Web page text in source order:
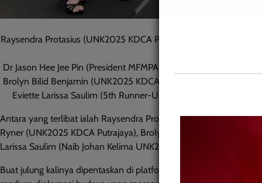
Raysendra Protasius (UNK2025 KDCA Penang), Allvera Azerra
Dr Jason Hee Jee Pin (President MFMPA & Miss Malaysia
Brolyn Bilid Benjamin (UNK2025 KDCA Melaka), Mertinih Joklis
Eviette Larissa Saulim (5th Runner-Up UNK2025 KDCA
Antara yang terlibat ialah Raysendra Protasius (UNK2025 KDCA
Ryner (UNK2025 KDCA Putrajaya), Brolyn Bilid Benjamin
Larissa Saulim (Naib Johan Kelima UNK2025 KDCA Putrajaya).
Buat julung kalinya dipentaskan di platform fesyen bertaraf